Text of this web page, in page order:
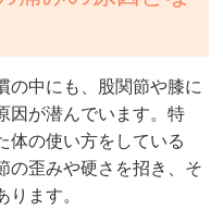
の中にも、股関節や膝に
因が潜んでいます。特
体の使い方をしている
の歪みや硬さを招き、そ
ます。